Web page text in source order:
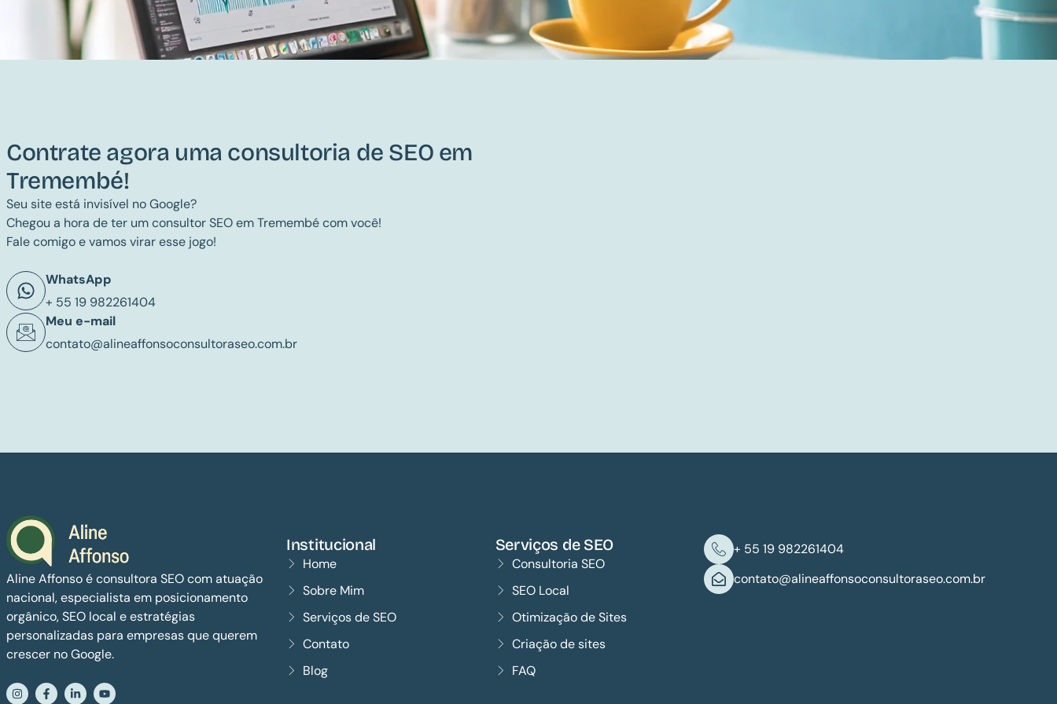
Contrate agora uma consultoria de SEO em
Tremembé!
Seu site está invisível no Google?
Chegou a hora de ter um consultor SEO em Tremembé com você!
Fale comigo e vamos virar esse jogo!
WhatsApp
+ 55 19 982261404
Meu e-mail
contato@alineaffonsoconsultoraseo.com.br
Aline Affonso é consultora SEO com atuação
nacional, especialista em posicionamento
orgânico, SEO local e estratégias
personalizadas para empresas que querem
crescer no Google.
Institucional
Home
Sobre Mim
Serviços de SEO
Contato
Blog
Serviços de SEO
Consultoria SEO
SEO Local
Otimização de Sites
Criação de sites
FAQ
+ 55 19 982261404
contato@alineaffonsoconsultoraseo.com.br